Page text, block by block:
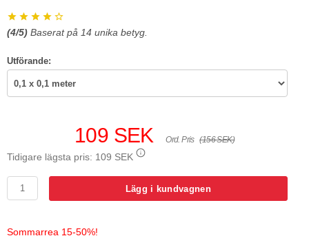
(4/5) Baserat på 14 unika betyg.
Utförande:
109 SEK Ord. Pris (156 SEK)
Tidigare lägsta pris: 109 SEK
Lägg i kundvagnen
Sommarrea 15-50%!